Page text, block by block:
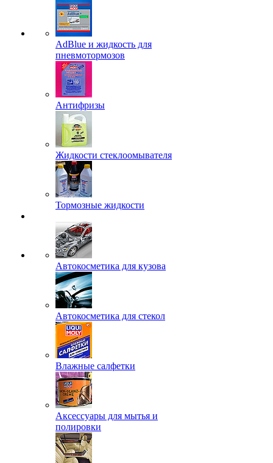
AdBlue и жидкость для
пневмотормозов
Антифризы
Жидкости стеклоомывателя
Тормозные жидкости
Автокосметика для кузова
Автокосметика для стекол
Влажные салфетки
Аксессуары для мытья и
полировки